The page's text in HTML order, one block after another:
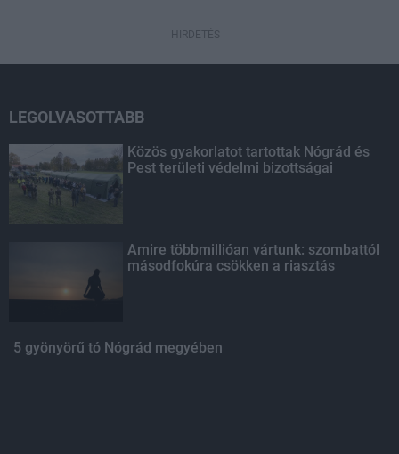
HIRDETÉS
LEGOLVASOTTABB
Közös gyakorlatot tartottak Nógrád és
Pest területi védelmi bizottságai
Amire többmillióan vártunk: szombattól
másodfokúra csökken a riasztás
5 gyönyörű tó Nógrád megyében